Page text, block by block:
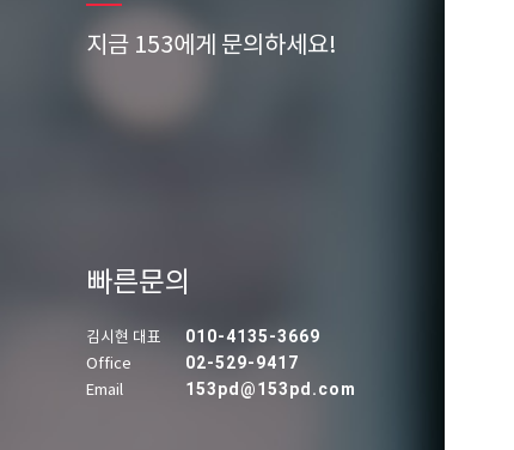
지금 153에게 문의하세요!
빠른문의
김시현 대표 010-4135-3669
Office 02-529-9417
Email 153pd@153pd.com